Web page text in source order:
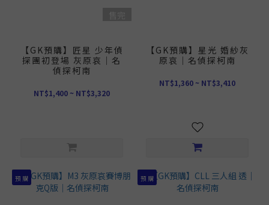
【GK預購】匠星 少年偵
探團初登場 灰原哀｜名
偵探柯南
NT$1,400 ~ NT$3,320
【GK預購】星光 婚紗灰
原哀｜名偵探柯南
NT$1,360 ~ NT$3,410
預 購 預 購